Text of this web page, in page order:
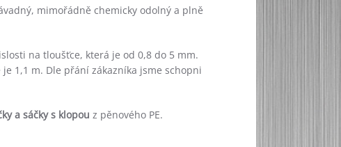
mimořádně chemicky odolný a plně
na tloušťce, která je od 0,8 do 5 mm.
1,1 m. Dle přání zákazníka jsme schopni
a sáčky s klopou z pěnového PE.